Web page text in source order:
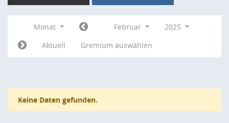
Monat Februar
2025
Aktuell
Gremium auswählen
Keine Daten gefunden.